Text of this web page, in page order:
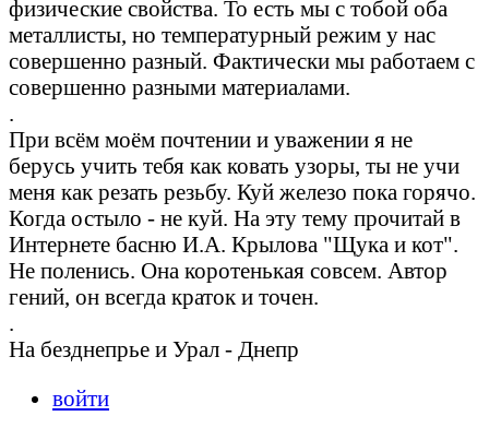
физические свойства. То есть мы с тобой оба
металлисты, но температурный режим у нас
совершенно разный. Фактически мы работаем с
совершенно разными материалами.
.
При всём моём почтении и уважении я не
берусь учить тебя как ковать узоры, ты не учи
меня как резать резьбу. Куй железо пока горячо.
Когда остыло - не куй. На эту тему прочитай в
Интернете басню И.А. Крылова "Щука и кот".
Не поленись. Она коротенькая совсем. Автор
гений, он всегда краток и точен.
.
На безднепрье и Урал - Днепр
войти